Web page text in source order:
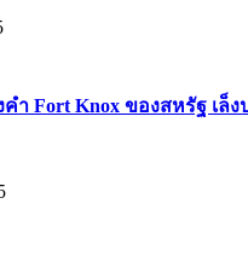
คำ Fort Knox ของสหรัฐ เล็